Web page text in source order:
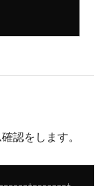
認をします。